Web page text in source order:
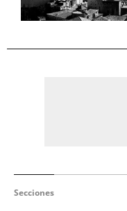
Secciones